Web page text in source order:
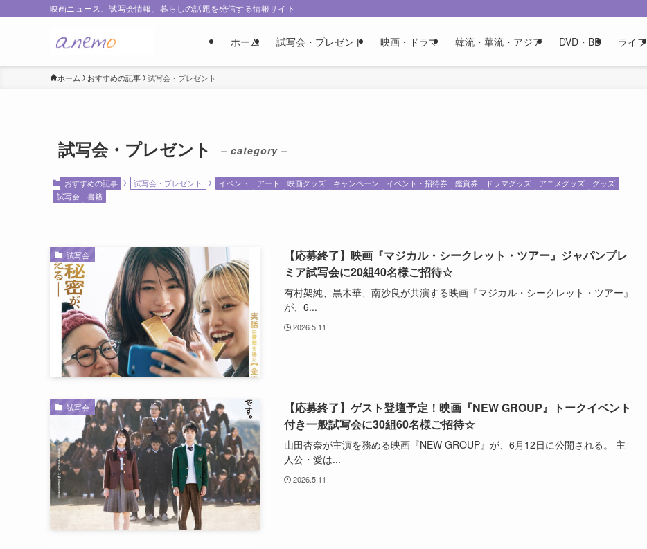
映画ニュース、試写会情報、暮らしの話題を発信する情報サイト
ホーム 試写会・プレゼント 映画・ドラマ 韓流・華流・アジア DVD・BD ライフ
ホーム おすすめの記事 試写会・プレゼント
試写会・プレゼント – category –
おすすめの記事 試写会・プレゼント イベント アート 映画グッズ キャンペーン イベント・招待券 鑑賞券 ドラマグッズ アニメグッズ
グッズ
試写会
書籍
試写会
【応募終了】映画『マジカル・シークレット・ツアー』ジャパンプレ
ミア試写会に20組40名様ご招待☆
有村架純、黒木華、南沙良が共演する映画『マジカル・シークレット・ツアー』
が、6...
2026.5.11
試写会
【応募終了】ゲスト登壇予定！映画『NEW GROUP』トークイベント
付き一般試写会に30組60名様ご招待☆
山田杏奈が主演を務める映画『NEW GROUP』が、6月12日に公開される。 主
人公・愛は...
2026.5.11